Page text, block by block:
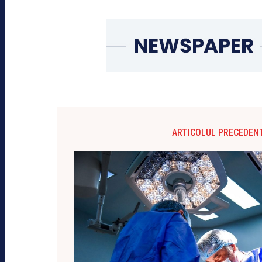
ARTICOLUL